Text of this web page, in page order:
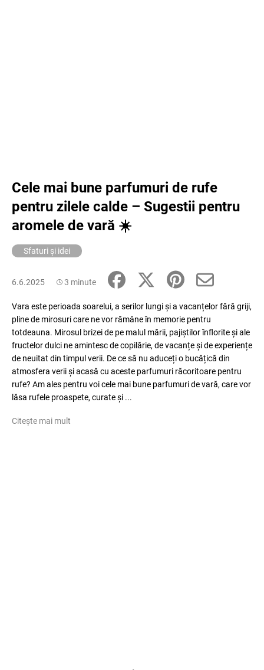
Cele mai bune parfumuri de rufe
pentru zilele calde – Sugestii pentru
aromele de vară ☀️
Sfaturi și idei
6.6.2025 3 minute
Vara este perioada soarelui, a serilor lungi și a vacanțelor fără griji,
pline de mirosuri care ne vor rămâne în memorie pentru
totdeauna. Mirosul brizei de pe malul mării, pajiștilor înflorite și ale
fructelor dulci ne amintesc de copilărie, de vacanțe și de experiențe
de neuitat din timpul verii. De ce să nu aduceți o bucățică din
atmosfera verii și acasă cu aceste parfumuri răcoritoare pentru
rufe? Am ales pentru voi cele mai bune parfumuri de vară, care vor
lăsa rufele proaspete, curate și ...
Citește mai mult